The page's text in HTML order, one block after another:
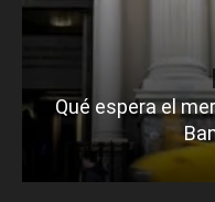
Qué espera el